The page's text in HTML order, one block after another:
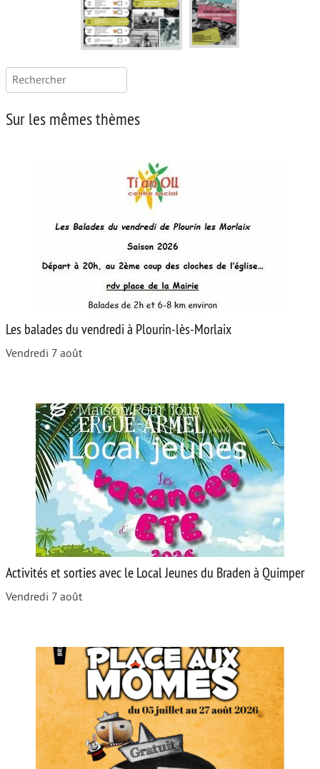
Rechercher :
Sur les mêmes thèmes
Les balades du vendredi à Plourin-lès-Morlaix
Vendredi 7 août
Activités et sorties avec le Local Jeunes du Braden à Quimper
Vendredi 7 août